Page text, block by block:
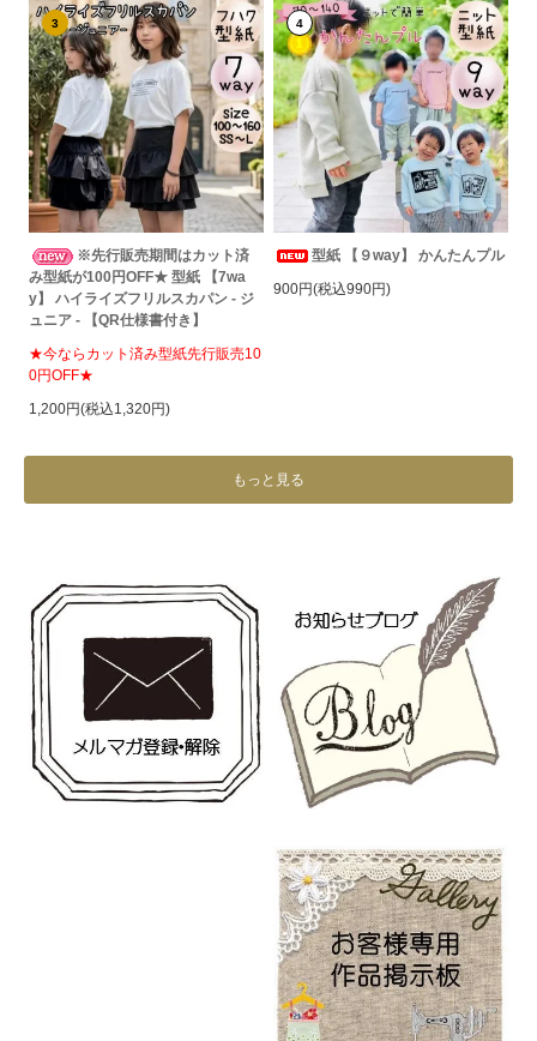
3
※先行販売期間はカット済
み型紙が100円OFF★ 型紙 【7wa
y】 ハイライズフリルスカパン - ジ
ュニア - 【QR仕様書付き】
★今ならカット済み型紙先行販売10
0円OFF★
1,200円(税込1,320円)
4
型紙 【９way】 かんたんプル
900円(税込990円)
もっと見る